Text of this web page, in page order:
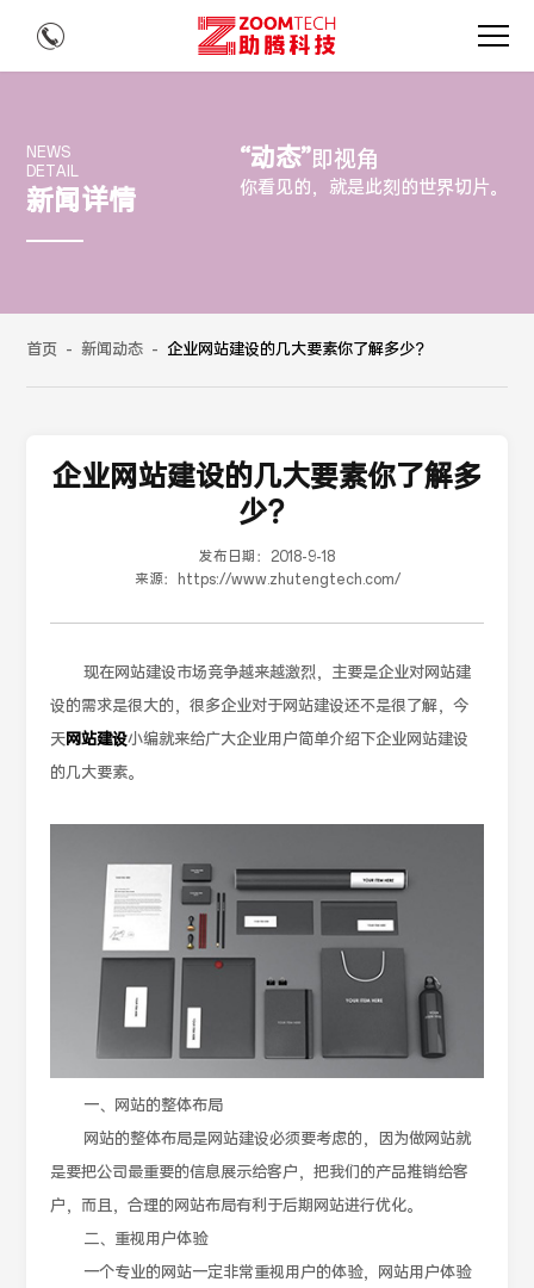
NEWS
DETAIL
新闻详情
“动态”即视角
你看见的，就是此刻的世界切片。
首页 - 新闻动态 - 企业网站建设的几大要素你了解多少？
企业网站建设的几大要素你了解多
少？
发布日期： 2018-9-18
来源：
https://www.zhutengtech.com/
现在网站建设市场竞争越来越激烈，主要是企业对网站建
设的需求是很大的，很多企业对于网站建设还不是很了解，今
天网站建设小编就来给广大企业用户简单介绍下企业网站建设
的几大要素。
一、网站的整体布局
网站的整体布局是网站建设必须要考虑的，因为做网站就
是要把公司最重要的信息展示给客户，把我们的产品推销给客
户，而且，合理的网站布局有利于后期网站进行优化。
二、重视用户体验
一个专业的网站一定非常重视用户的体验，网站用户体验